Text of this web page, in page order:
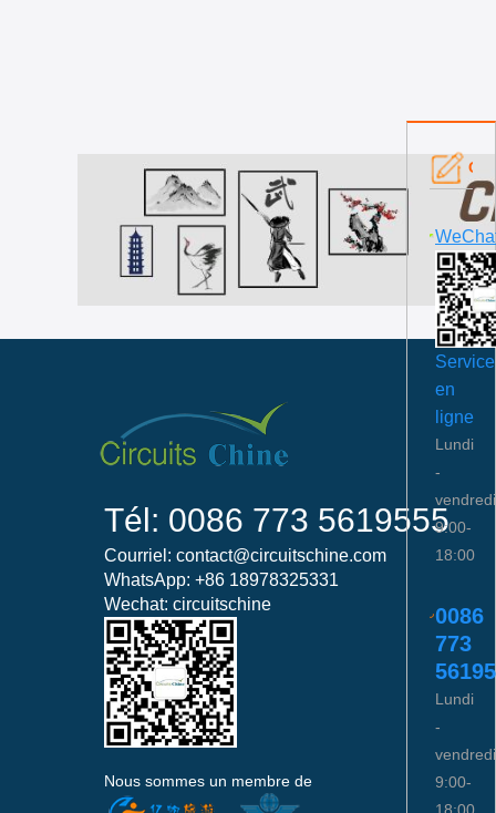
Service
en
ligne
Lundi
-
vendredi
9:00-
18:00
0086
773
Lundi
-
vendredi
9:00-
Tél: 0086 773 5619555
Courriel: contact@circuitschine.com
WhatsApp: +86 18978325331
Wechat: circuitschine
Nous sommes un membre de